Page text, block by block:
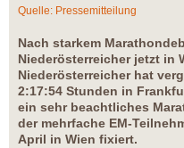
Quelle: Pressemitteilung
Nach starkem
Niederösterreicher jetzt in
Niederösterreicher hat
2:17:54 Stunden in
ein sehr beachtliches
der mehrfache EM-
April in Wien fixiert.